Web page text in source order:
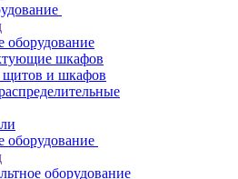
оборудование
шкафов
щитов и шкафов
оборудование
оборудование